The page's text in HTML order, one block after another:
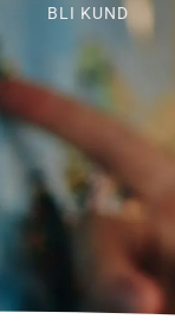
BLI KUND